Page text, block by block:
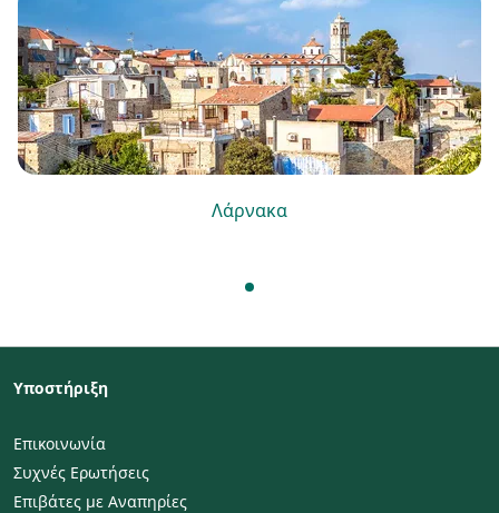
Λάρνακα
Υποστήριξη
Επικοινωνία
Συχνές Ερωτήσεις
Επιβάτες με Αναπηρίες